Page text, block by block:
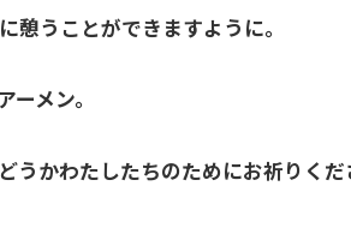
憩うことができますように。
メン。
うかわたしたちのためにお祈りくだ